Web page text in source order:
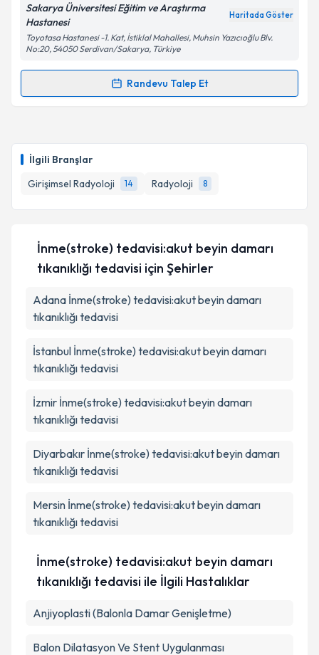
İlgili Branşlar
Girişimsel Radyoloji
14 Radyoloji 8
Kişisel verilerimin işlenmesine ilişkin
Metni'ni okudum ve kişisel verilerimin belirtilen
kapsamda işlenmesini kabul ediyorum.
Takvim Talebini Gönder
Sakarya Üniversitesi Eğitim ve Araştırma
Hastanesi
Haritada Göster
Toyotasa Hastanesi -1. Kat, İstiklal Mahallesi, Muhsin Yazıcıoğlu Blv.
No:20, 54050 Serdivan/Sakarya, Türkiye
Randevu Talep Et
Randevu Takvimi Talebi
için bir takvim hazırlandığında e-posta ile
bilgilendireceğiz.
E-posta Adresiniz
Kişisel verilerimin işlenmesine ilişkin
Metni 'ni okudum ve kişisel verilerimin belirtilen
kapsamda işlenmesini kabul ediyorum.
Takvim Talebini Gönder
İnme(stroke) tedavisi:akut beyin damarı
tıkanıklığı tedavisi için Şehirler
Adana İnme(stroke) tedavisi:akut beyin damarı
tıkanıklığı tedavisi
İstanbul İnme(stroke) tedavisi:akut beyin damarı
tıkanıklığı tedavisi
İzmir İnme(stroke) tedavisi:akut beyin damarı
tıkanıklığı tedavisi
Diyarbakır İnme(stroke) tedavisi:akut beyin damarı
tıkanıklığı tedavisi
Mersin İnme(stroke) tedavisi:akut beyin damarı
tıkanıklığı tedavisi
İnme(stroke) tedavisi:akut beyin damarı
tıkanıklığı tedavisi ile İlgili Hastalıklar
Anjiyoplasti (Balonla Damar Genişletme)
Balon Dilatasyon Ve Stent Uygulanması